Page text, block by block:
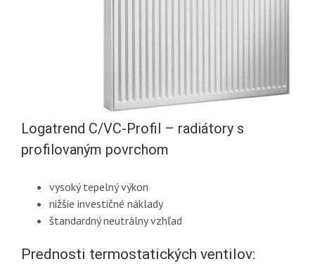
Logatrend C/VC-Profil – radiátory s
profilovaným povrchom
vysoký tepelný výkon
nižšie investičné náklady
štandardný neutrálny vzhľad
Prednosti termostatických ventilov: